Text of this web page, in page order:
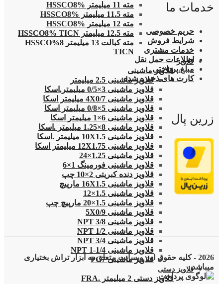
مته 11 میلیمتر HSSCO8%
مته 11.5 میلیمتر HSSCO8%
مته 12 میلیمتر HSSCO8%
مته 12.5 میلیمتر HSSCO8% TICN
مته کبالت 13 میلیمتر 8%HSSCO
TICN
قلاویز
قلاویز ماشینی
قلاویز ماشینی 2.5 میلیمتر
قلاویز ماشینی 3×0/5 میلیمتر.اسکا
قلاویز ماشینی 4X0/7 میلیمتر اسکا
قلاویز ماشینی 5×0/8 میلیمتر اسکا
قلاویز ماشینی 6×1 میلیمتر اسکا
قلاویز ماشینی 8×1.25 میلیمتر .اسکا
قلاویز ماشینی 10X1.5 میلیمتر .اسکا
قلاویز ماشینی 12X1.75 میلیمتر اسکا
قلاویز ماشینی 1.25×24
قلاویز ماشینی فورمینگ 1×6
قلاویز دنده کبریتی 2×10 چپ
قلاویز ماشینی 16X1.5 مارپیچ
قلاویز ماشینی 1.5×12
قلاویز ماشینی 1.5×20 مارپیچ چپ
قلاویز ماشینی 5X0/9
قلاویز ماشینی 3/8 NPT
قلاویز ماشینی 1/2 NPT
قلاویز ماشینی 3/4 NPT
قلاویز ماشینی 1/4-1 NPT
قلاویز ماشینی PG7
قلاویز دستی
قلاویز دستی 2 میلیمتر .FRA
خدمات ما
حریم خصوصی
شرایط فروش
خدمات مشتری
اطلاعات حمل نقل
مبلغ پرداختی
کارت های ذخیره شده
زرین پال
2026 - کلیه حقوق این وبسایت متعلق به ابزار تراش بختیاری
میباشد